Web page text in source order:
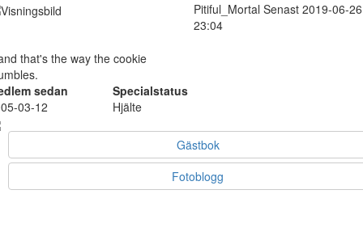
Pitiful_Mortal Senast 2019-06-26
23:04
that's the way the cookie
sedan
Specialstatus
03-12
Hjälte
Gästbok
Fotoblogg